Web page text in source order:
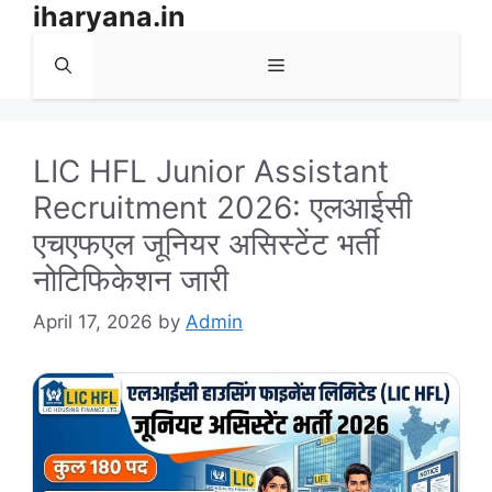
Skip
content
iharyana.in
Menu
LIC HFL Junior Assistant
Recruitment 2026: एलआईसी
एचएफएल जूनियर असिस्टेंट भर्ती
नोटिफिकेशन जारी
April 17, 2026 by Admin